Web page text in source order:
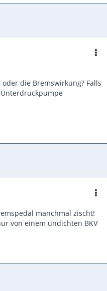
die Bremswirkung? Falls
manchmal zischt!
von einem undichten BKV